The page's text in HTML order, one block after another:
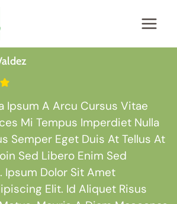
Ipsum A Arcu Cursus Vitae
Mi Tempus Imperdiet Nulla
Semper Eget Duis At Tellus At
Sed Libero Enim Sed
Ipsum Dolor Sit Amet
Elit. Id Aliquet Risus